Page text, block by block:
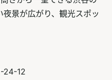
景が広がり、観光スポッ
24-12